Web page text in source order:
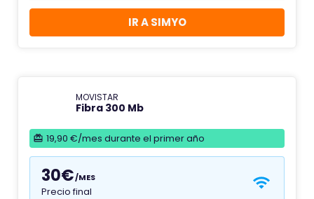
IR A SIMYO
MOVISTAR
Fibra 300 Mb
19,90 €/mes durante el primer año
30€/MES
Precio final